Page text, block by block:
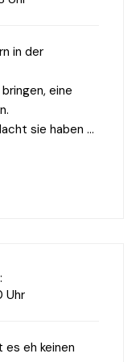
in der
eine
sie haben …
Uhr
eh keinen